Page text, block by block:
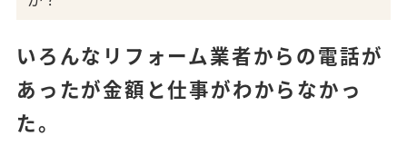
いろんなリフォーム業者からの電話が
あったが金額と仕事がわからなかっ
た。